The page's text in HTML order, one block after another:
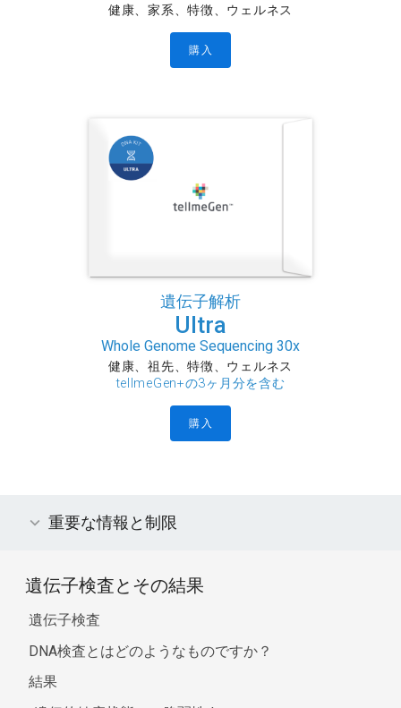
健康、家系、特徴、ウェルネス
購入
遺伝子解析
Ultra
Whole Genome Sequencing 30x
健康、祖先、特徴、ウェルネス
tellmeGen+の3ヶ月分を含む
購入
重要な情報と制限
遺伝子検査とその結果
遺伝子検査
DNA検査とはどのようなものですか？
結果